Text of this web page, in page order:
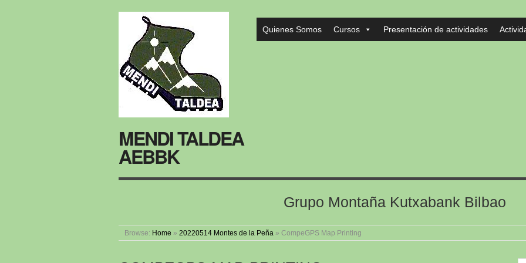
MENDI TALDEA
AEBBK
Quienes Somos Cursos Presentación de actividades
Grupo Montaña Kutxabank Bilbao
Browse: Home » 20220514 Montes de la Peña » CompeGPS Map Printing